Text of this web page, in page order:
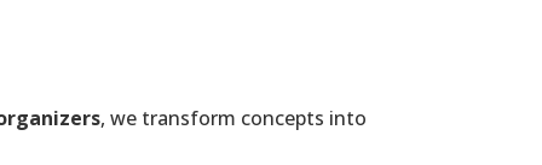
, we transform concepts into